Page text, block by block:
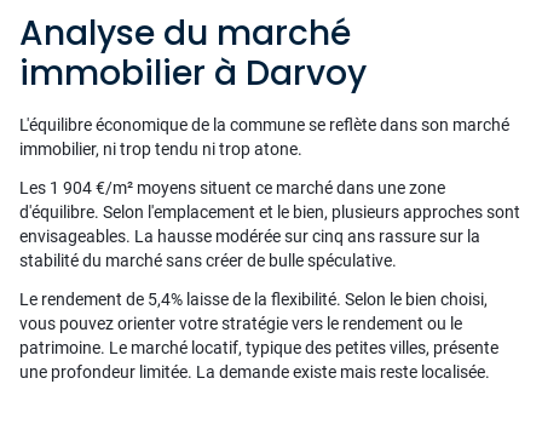
Analyse du marché
immobilier à Darvoy
L'équilibre économique de la commune se reflète dans son marché
immobilier, ni trop tendu ni trop atone.
Les 1 904 €/m² moyens situent ce marché dans une zone
d'équilibre. Selon l'emplacement et le bien, plusieurs approches sont
envisageables. La hausse modérée sur cinq ans rassure sur la
stabilité du marché sans créer de bulle spéculative.
Le rendement de 5,4% laisse de la flexibilité. Selon le bien choisi,
vous pouvez orienter votre stratégie vers le rendement ou le
patrimoine. Le marché locatif, typique des petites villes, présente
une profondeur limitée. La demande existe mais reste localisée.